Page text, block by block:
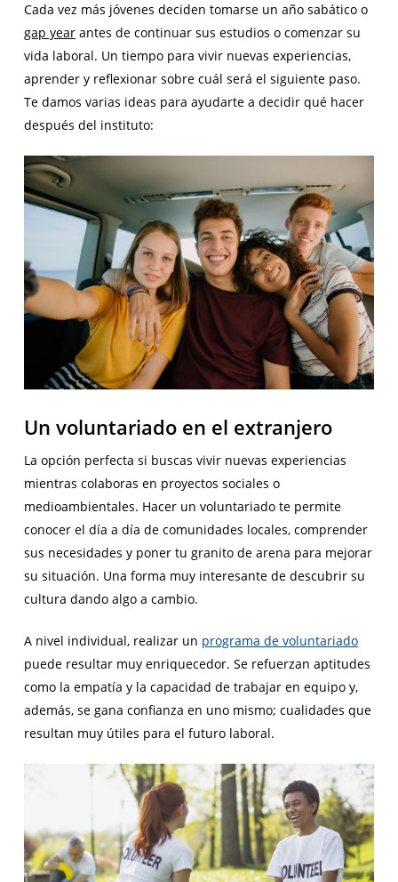
Cada vez más jóvenes deciden tomarse un año sabático o
gap yearantes de continuar sus estudios o comenzar su
vida laboral. Un tiempo para vivir nuevas experiencias,
aprender y reflexionar sobre cuál será el siguiente paso.
Te damos varias ideas para ayudarte a decidir qué hacer
después del instituto:
Un voluntariado en el extranjero
La opción perfecta si buscas vivir nuevas experiencias
mientras colaboras en proyectos sociales o
medioambientales. Hacer un voluntariado te permite
conocer el día a día de comunidades locales, comprender
sus necesidades y poner tu granito de arena para mejorar
su situación. Una forma muy interesante de descubrir su
cultura dando algo a cambio.
A nivel individual, realizar un programa de voluntariado
puede resultar muy enriquecedor. Se refuerzan aptitudes
como la empatía y la capacidad de trabajar en equipo y,
además, se gana confianza en uno mismo; cualidades que
resultan muy útiles para el futuro laboral.